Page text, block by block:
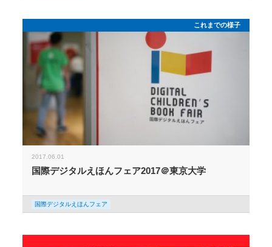
これまでの様子
2017.06.01
国際デジタルえほんフェア2017＠東京大学
国際デジタルえほんフェア